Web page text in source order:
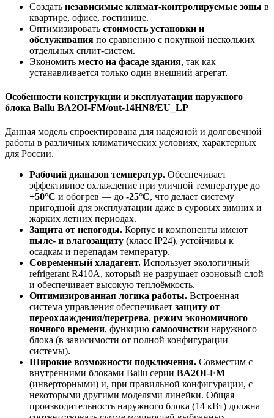
Создать независимые климат-контролируемые зоны в
квартире, офисе, гостинице.
Оптимизировать стоимость установки и
обслуживания по сравнению с покупкой нескольких
отдельных сплит-систем.
Экономить место на фасаде здания, так как
устанавливается только один внешний агрегат.
Особенности конструкции и эксплуатации наружного
блока Ballu BA2OI-FM/out-14HN8/EU_LP
Данная модель спроектирована для надёжной и долговечной
работы в различных климатических условиях, характерных
для России.
Рабочий диапазон температур. Обеспечивает
эффективное охлаждение при уличной температуре до
+50°C и обогрев — до -25°C, что делает систему
пригодной для эксплуатации даже в суровых зимних и
жарких летних периодах.
Защита от непогоды. Корпус и компоненты имеют
пыле- и влагозащиту (класс IP24), устойчивы к
осадкам и перепадам температур.
Современный хладагент. Использует экологичный
refrigerant R410A, который не разрушает озоновый слой
и обеспечивает высокую теплоёмкость.
Оптимизированная логика работы. Встроенная
система управления обеспечивает защиту от
переохлаждения/перегрева, режим экономичного
ночного времени, функцию самоочистки наружного
блока (в зависимости от полной конфигурации
системы).
Широкие возможности подключения. Совместим с
внутренними блоками Ballu серии BA2OI-FM
(инверторными) и, при правильной конфигурации, с
некоторыми другими моделями линейки. Общая
производительность наружного блока (14 кВт) должна